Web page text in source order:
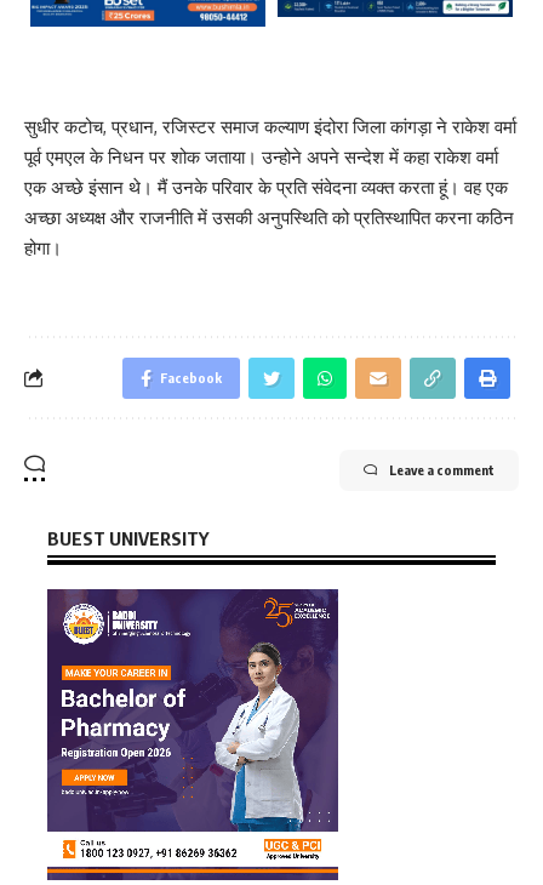
सुधीर कटोच, प्रधान, रजिस्टर समाज कल्याण इंदोरा जिला कांगड़ा ने राकेश वर्मा
पूर्व एमएल के निधन पर शोक जताया। उन्होने अपने सन्देश में कहा राकेश वर्मा
एक अच्छे इंसान थे। मैं उनके परिवार के प्रति संवेदना व्यक्त करता हूं। वह एक
अच्छा अध्यक्ष और राजनीति में उसकी अनुपस्थिति को प्रतिस्थापित करना कठिन
होगा।
Facebook
Leave a comment
BUEST UNIVERSITY